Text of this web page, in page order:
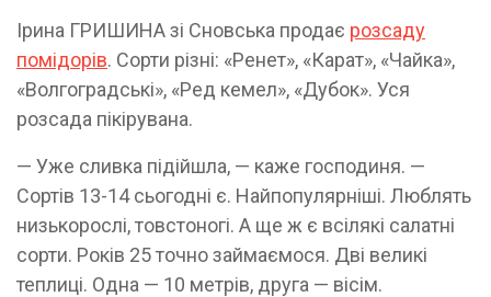
Ірина ГРИШИНА зі Сновська продає розсаду
помідорів. Сорти різні: «Ренет», «Карат», «Чайка»,
«Волгоградські», «Ред кемел», «Дубок». Уся
розсада пікірувана.
— Уже сливка підійшла, — каже господиня. —
Сортів 13-14 сьогодні є. Найпопулярніші. Люблять
низькорослі, товстоногі. А ще ж є всілякі салатні
сорти. Років 25 точно займаємося. Дві великі
теплиці. Одна — 10 метрів, друга — вісім.